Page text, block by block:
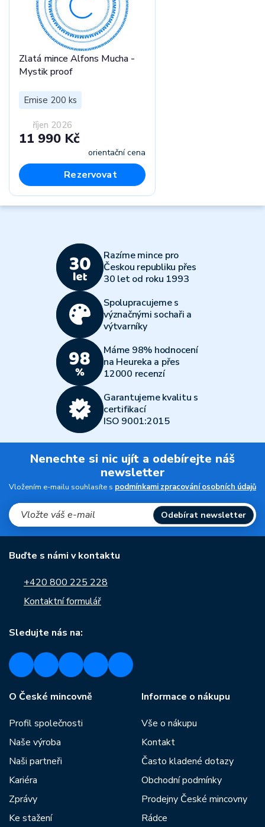
Zlatá mince Alfons Mucha -
Mystik proof
Emise 200 ks
říjen 2026
11 990 Kč
orientační cena
Rezervovat
Razíme mince pro
Českou republiku přes
30 let od roku 1993
Spolupracujeme s
význačnými sochaři a
výtvarníky
Máme 98% hodnocení
na Heureka a přes
12000 recenzí
Garantujeme kvalitu s
certifikací
ISO 9001:2015
Nenechte si nic ujít a odebírejte náš
newsletter
Vložením e-mailu souhlasíte s podmínkami zpracování osobních údajů
Odebírat newsletter
Buďte s námi v kontaktu
+420 800 225 228
Kontaktní formulář
Sledujte nás na:
O České mincovně
Profil společnosti
Naše výroba
Naši partneři
Kariéra
Zprávy
Ke stažení
Informace o nákupu
Vše o nákupu
Kontakt
Často kladené dotazy
Obchodní podmínky
Prodejny České mincovny
Rádce